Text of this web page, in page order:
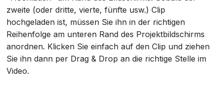
zweite (oder dritte, vierte, fünfte usw.) Clip
hochgeladen ist, müssen Sie ihn in der richtigen
Reihenfolge am unteren Rand des Projektbildschirms
anordnen. Klicken Sie einfach auf den Clip und ziehen
Sie ihn dann per Drag & Drop an die richtige Stelle im
Video.